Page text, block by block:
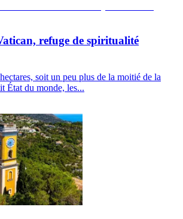
refuge de spiritualité
soit un peu plus de la moitié de la
État du monde, les...